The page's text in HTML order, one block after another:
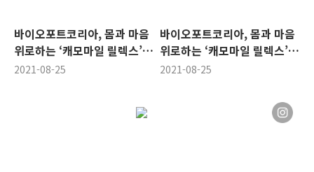
바이오포트코리아, 몸과 마음
위로하는 ‘캐모마일 릴렉스’
코스트코 출시
2021-08-25
바이오포트코리아, 몸과 마음
위로하는 ‘캐모마일 릴렉스’
코스트코 출시
2021-08-25